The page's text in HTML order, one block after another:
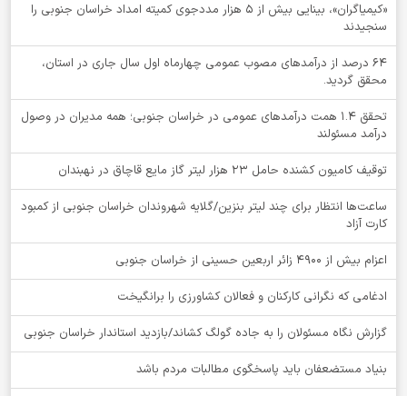
«کیمیاگران»، بینایی بیش از ۵ هزار مددجوی کمیته امداد خراسان جنوبی را
سنجیدند
64 درصد از درآمدهای مصوب عمومی چهارماه اول سال جاری در استان،
محقق گردید.
تحقق ۱.۴ همت درآمدهای عمومی در خراسان جنوبی؛ همه مدیران در وصول
درآمد مسئولند
توقيف کامیون کشنده حامل 23 هزار لیتر گاز مایع قاچاق در نهبندان
ساعت‌ها انتظار برای چند لیتر بنزین/گلایه شهروندان خراسان جنوبی از کمبود
کارت آزاد
اعزام بیش از 4900 زائر اربعین حسینی از خراسان جنوبی
ادغامی که نگرانی کارکنان و فعالان کشاورزی را برانگیخت
گزارش نگاه مسئولان را به جاده گولگ کشاند/بازدید استاندار خراسان جنوبی
بنیاد مستضعفان باید پاسخگوی مطالبات مردم باشد